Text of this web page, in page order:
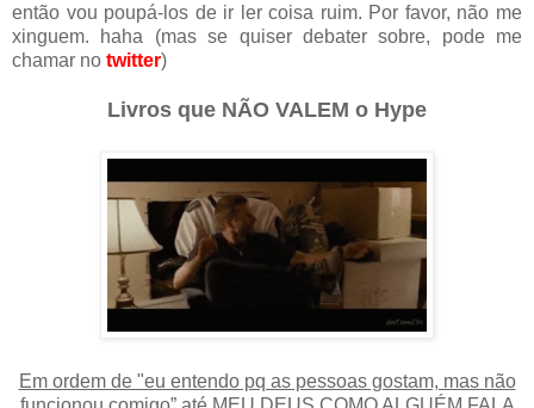
então vou poupá-los de ir ler coisa ruim. Por favor, não me
xinguem. haha (mas se quiser debater sobre, pode me
chamar no twitter)
Livros que NÃO VALEM o Hype
Em ordem de "eu entendo pq as pessoas gostam, mas não